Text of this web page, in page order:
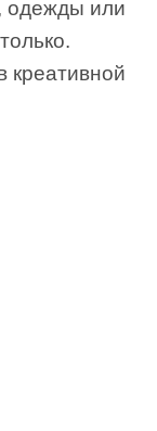
одежды или
креативной